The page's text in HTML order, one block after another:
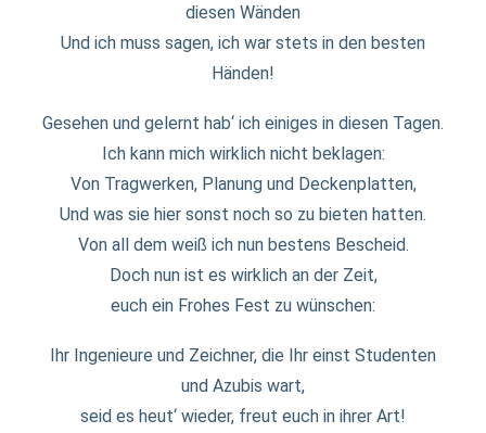
diesen Wänden
Und ich muss sagen, ich war stets in den besten
Händen!
Gesehen und gelernt hab‘ ich einiges in diesen Tagen.
Ich kann mich wirklich nicht beklagen:
Von Tragwerken, Planung und Deckenplatten,
Und was sie hier sonst noch so zu bieten hatten.
Von all dem weiß ich nun bestens Bescheid.
Doch nun ist es wirklich an der Zeit,
euch ein Frohes Fest zu wünschen:
Ihr Ingenieure und Zeichner, die Ihr einst Studenten
und Azubis wart,
seid es heut‘ wieder, freut euch in ihrer Art!